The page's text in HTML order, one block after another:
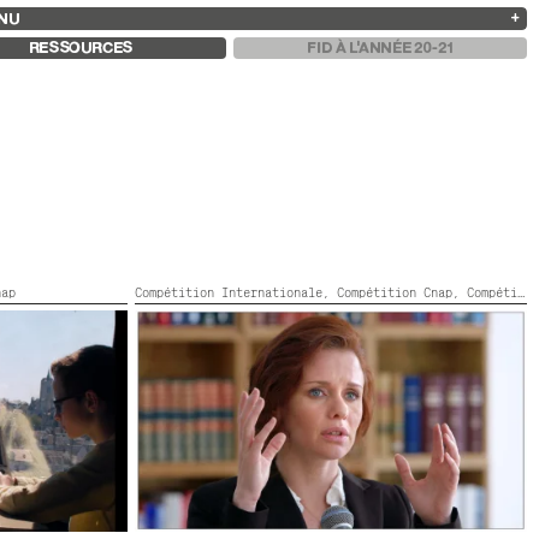
13
2025
2024
2023
2021
2020
2019
RESSOURCES FID À L'ANNÉE 20-21
Compétition Internationale, Compétition Cnap, Compétition Flash
EXPLAINING THE LAW TO KWAME
Israël, 2020, HDV, Stereo, 23’,